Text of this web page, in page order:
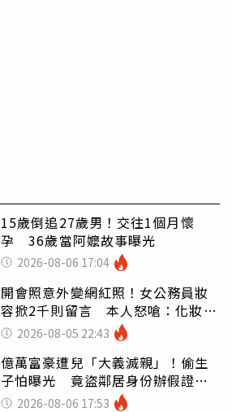
15歲倒追27歲男！交往1個月懷
孕 36歲當阿嬤故事曝光
2026-08-06 17:04
開會照意外變網紅照！女公務員妝
容掀2千則留言 本人怒嗆：化妝有
錯嗎2026-08-05 22:43
億萬富豪遭兒「大義滅親」！偷生
子怕曝光 竟盜鄰居身份辦假證落
戶 2026-08-06 17:53